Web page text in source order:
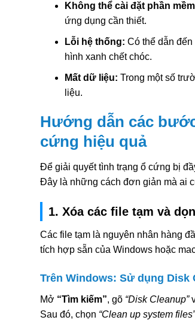
Không thể cài đặt phần
ứng dụng cần thiết.
Lỗi hệ thống: Có thể dẫn
hình xanh chết chóc.
Mất dữ liệu: Trong một số
liệu.
Hướng dẫn các
cứng hiệu quả
Để giải quyết tình trạng ổ cứng bị
Đây là những cách đơn giản mà ai
1. Xóa các file tạm và
Các file tạm là nguyên nhân hàng
tích hợp sẵn của Windows hoặc
Trên Windows: Sử dụng Disk
Mở “Tìm kiếm”, gõ “Disk Cleanup”
Sau đó, chọn “Clean up system files”